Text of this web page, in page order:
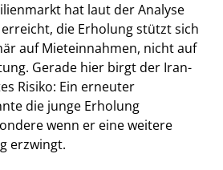
hat laut der Analyse
die Erholung stützt sich
auf Mieteinnahmen, nicht auf
Gerade hier birgt der Iran-
Risiko: Ein erneuter
die junge Erholung
wenn er eine weitere
erzwingt.